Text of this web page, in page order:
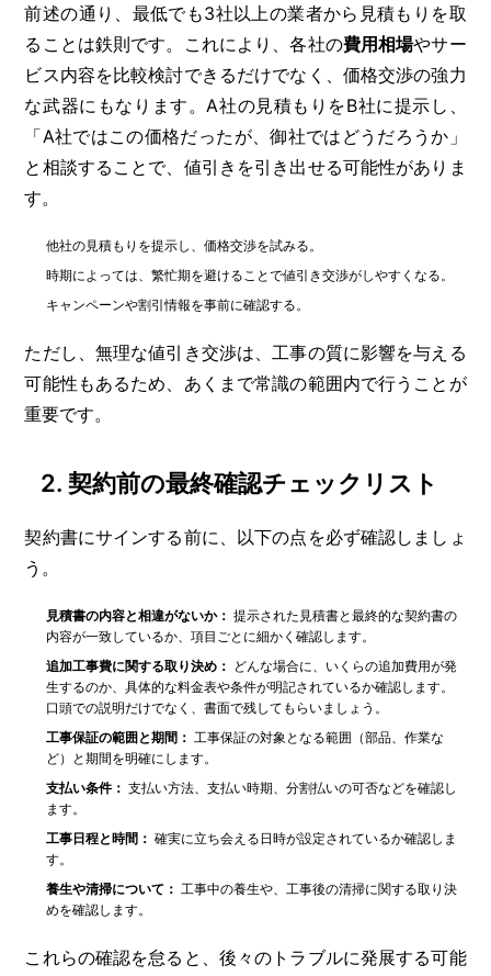
前述の通り、最低でも3社以上の業者から見積もりを取
ることは鉄則です。これにより、各社の費用相場やサー
ビス内容を比較検討できるだけでなく、価格交渉の強力
な武器にもなります。A社の見積もりをB社に提示し、
「A社ではこの価格だったが、御社ではどうだろうか」
と相談することで、値引きを引き出せる可能性がありま
す。
他社の見積もりを提示し、価格交渉を試みる。
時期によっては、繁忙期を避けることで値引き交渉がしやすくなる。
キャンペーンや割引情報を事前に確認する。
ただし、無理な値引き交渉は、工事の質に影響を与える
可能性もあるため、あくまで常識の範囲内で行うことが
重要です。
2. 契約前の最終確認チェックリスト
契約書にサインする前に、以下の点を必ず確認しましょ
う。
見積書の内容と相違がないか： 提示された見積書と最終的な契約書の
内容が一致しているか、項目ごとに細かく確認します。
追加工事費に関する取り決め： どんな場合に、いくらの追加費用が発
生するのか、具体的な料金表や条件が明記されているか確認します。
口頭での説明だけでなく、書面で残してもらいましょう。
工事保証の範囲と期間： 工事保証の対象となる範囲（部品、作業な
ど）と期間を明確にします。
支払い条件： 支払い方法、支払い時期、分割払いの可否などを確認し
ます。
工事日程と時間： 確実に立ち会える日時が設定されているか確認しま
す。
養生や清掃について： 工事中の養生や、工事後の清掃に関する取り決
めを確認します。
これらの確認を怠ると、後々のトラブルに発展する可能